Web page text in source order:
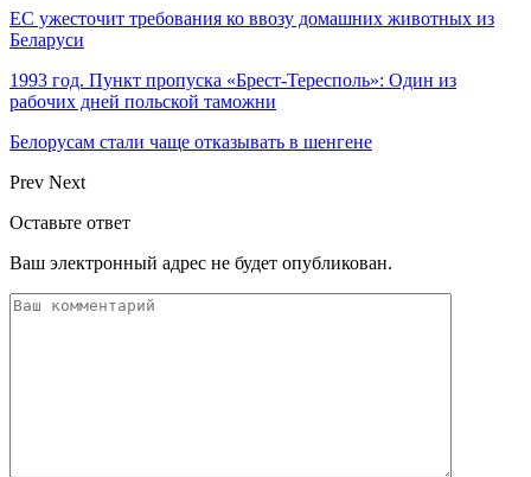
ЕС ужесточит требования ко ввозу домашних животных из
Беларуси
1993 год. Пункт пропуска «Брест-Тересполь»: Один из
рабочих дней польской таможни
Белорусам стали чаще отказывать в шенгене
Prev Next
Оставьте ответ
Ваш электронный адрес не будет опубликован.